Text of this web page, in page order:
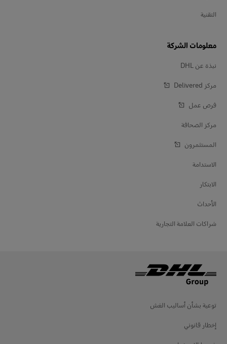
التقنية
معلومات الشركة
نبذة عن DHL
مركز Delivered‎
فرص عمل
مركز الصحافة
المستثمرون
الاستدامة
الابتكار
الأحداث
شراكات العلامة التجارية
توعية بشأن أساليب الغش
إخطار قانوني